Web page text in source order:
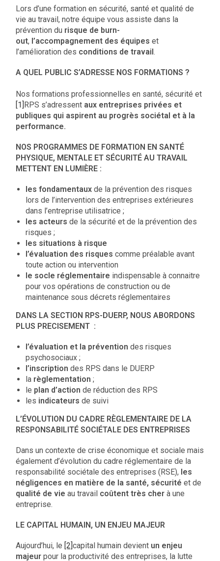
Lors d’une formation en sécurité, santé et qualité de
vie au travail, notre équipe vous assiste dans la
prévention du risque de burn-
out, l’accompagnement des équipeset
l’amélioration des conditions de travail.
A QUEL PUBLIC S’ADRESSE NOS FORMATIONS ?
Nos formations professionnelles en santé, sécurité et
[1]RPS s’adressent aux entreprises privées et
publiques qui aspirent au progrès sociétal et à la
performance.
NOS PROGRAMMES DE FORMATION EN SANTÉ
PHYSIQUE, MENTALE ET SÉCURITÉ AU TRAVAIL
METTENT EN LUMIÈRE :
les fondamentaux de la prévention des risques
lors de l’intervention des entreprises extérieures
dans l’entreprise utilisatrice ;
les acteurs de la sécurité et de la prévention des
risques ;
les situations à risque
l’évaluation des risques comme préalable avant
toute action ou intervention
le socle réglementaire indispensable à connaitre
pour vos opérations de construction ou de
maintenance sous décrets réglementaires
DANS LA SECTION RPS-DUERP, NOUS ABORDONS
PLUS PRECISEMENT :
l’évaluation et la prévention des risques
psychosociaux ;
l’inscriptiondes RPS dans le DUERP
la règlementation;
le plan d’actionde réduction des RPS
les indicateursde suivi
L’ÉVOLUTION DU CADRE RÈGLEMENTAIRE DE LA
RESPONSABILITÉ SOCIÉTALE DES ENTREPRISES
Dans un contexte de crise économique et sociale mais
également d’évolution du cadre réglementaire de la
responsabilité sociétale des entreprises (RSE), les
négligences en matière de la santé, sécuritéet de
qualité de vie au travail coûtent très cher à une
entreprise.
LE CAPITAL HUMAIN, UN ENJEU MAJEUR
Aujourd’hui, le [2]capital humain devient un enjeu
majeur pour la productivité des entreprises, la lutte